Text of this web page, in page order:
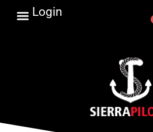
Login